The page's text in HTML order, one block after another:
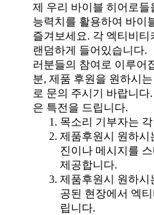
제 우리 바이블 히어로들
능력치를 활용하여 바이
즐겨보세요. 각 엑티비
랜덤하게 들어있습니다.
러분들의 참여로 이루어
분, 제품 후원을 원하시는
로 문의 주시기 바랍니
은 특전을 드립니다.
목소리 기부자는
제품후원시 원하시
진이나 메시지를
제공합니다.
제품후원시 원하시
공된 현장에서 엑
립니다.